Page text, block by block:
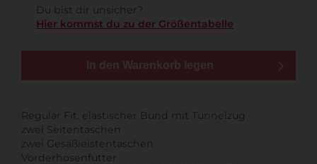
Du bist dir unsicher?
Hier kommst du zu der Größentabelle
In den Warenkorb legen
Regular Fit, elastischer Bund mit Tunnelzug
zwei Seitentaschen
zwei Gesäßleistentaschen
Vorderhosenfutter